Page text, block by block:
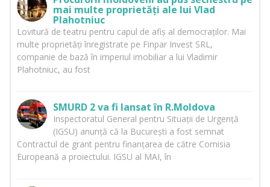
mai multe proprietăți ale lui Vlad
Plahotniuc
Lovitură de teatru pentru capul de afiș al democraților. Mai
multe proprietăți înregistrate pe Finpar Invest SRL,
companie de bază în imperiul imobiliar a lui Vladimir
Plahotniuc, au fost
SMURD 2 va fi lansat în R.Moldova
Inspectoratul General pentru Situații de Urgență
(IGSU) anunță că la București a fost semnat
Contractul de grant pentru finanțarea de către Comisia
Europeană a proiectului. IGSU al MAI, în